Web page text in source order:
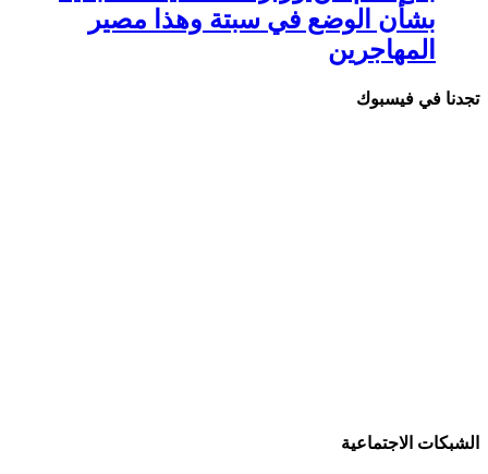
بشأن الوضع في سبتة وهذا مصير
المهاجرين
في فيسبوك
الاجتماعية